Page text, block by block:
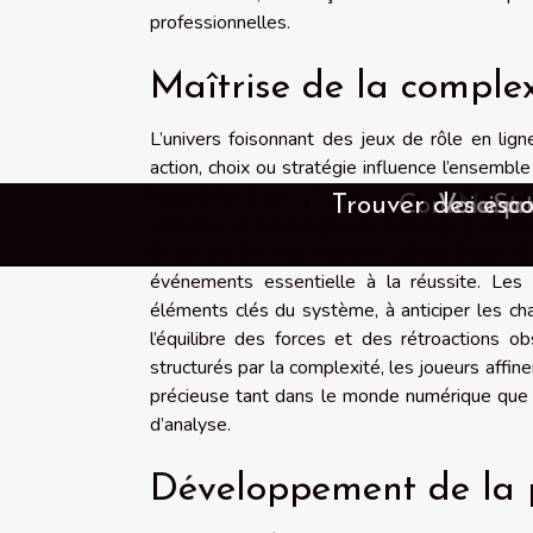
professionnelles.
Maîtrise de la
L’univers foisonnant des jeux de rôle en
action, choix ou stratégie influence
la modélisation systémique, imposent une
virtuelles et dynamiques de jeu en
événements essentielle à la réussite.
éléments clés du système, à anticiper les
l’équilibre des forces et des rétroactions
structurés par la complexité, les joueurs
précieuse tant dans le monde numérique
d’analyse.
Développement de la
Exploration
Exploration
Comment
Exploration
Comment lesComment
Les films
Comment les outils en
Guide pour
Comment les
Guide
Exploration de la
Comment les vidéos
Exploration
Guide
Stratégies de
Comment
L'importance
Exploration des
Explorer les
Les impactsComment
Comment
Les vidéos
Quels sont
Quelles sont
Snap
Quels sont les
Comment choisir
Nos
Comment
Voici
Trouver des